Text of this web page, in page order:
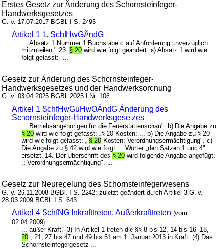
Erstes Gesetz zur Änderung des Schornsteinfeger-
Handwerksgesetzes
G. v. 17.07.2017 BGBl. I S. 2495
Artikel 1 1. SchfHwGÄndG
... Absatz 1 Nummer 1 Buchstabe c auf Anforderung unverzüglich
mitzuteilen." 23. § 20 wird wie folgt geändert: a) Absatz 1 wird wie
folgt gefasst: ...
Gesetz zur Änderung des Schornsteinfeger-
Handwerksgesetzes und der Handwerksordnung
G. v. 03.04.2025 BGBl. 2025 I Nr. 106
Artikel 1 SchfHwGuHwOÄndG Änderung des
Schornsteinfeger-Handwerksgesetzes
... Betriebsangehörigen für die Feuerstättenschau". b) Die Angabe zu
§ 20 wird wie folgt gefasst: „§ 20 Kosten; ... b) Die Angabe zu § 20
wird wie folgt gefasst: „ § 20 Kosten; Verordnungsermächtigung". c)
Die Angabe zu § 42 wird wie folgt ... Wörter „den Sätzen 1 und 4"
ersetzt. 14. Der Überschrift des § 20 wird folgende Angabe angefügt:
„; Verordnungsermächtigung". ...
Gesetz zur Neuregelung des Schornsteinfegerwesens
G. v. 26.11.2008 BGBl. I S. 2242; zuletzt geändert durch Artikel 3 G. v.
28.03.2009 BGBl. I S. 643
Artikel 4 SchfNG Inkrafttreten, Außerkrafttreten (vom
02.04.2009)
... außer Kraft. (3) In Artikel 1 treten die §§ 8 bis 12, 14 bis 16, 18,
20 , 21, 27 bis 47 und 49 bis 51 am 1. Januar 2013 in Kraft. (4) Das
Schornsteinfegergesetz ...